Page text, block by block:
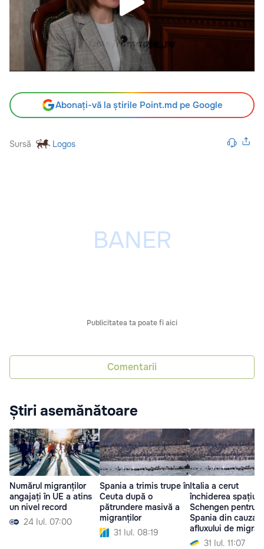
Abonați-vă la știrile Point.md pe Google
Sursă Logos
Publicitatea ta poate fi aici
Comentarii
Știri asemănătoare
Numărul migranților
angajați în UE a atins
un nivel record
24 Iul. 07:00
Spania a trimis trupe în
Ceuta după o
pătrundere masivă a
migranților
31 Iul. 08:19
Italia a cerut
închiderea
Schengen pentru
Spania din cauza
afluxului de
31 Iul. 11:07